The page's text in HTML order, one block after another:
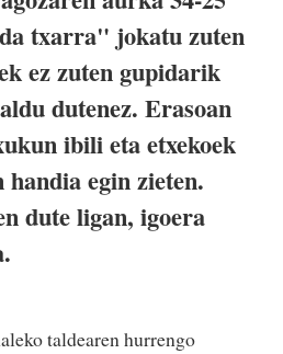
txarra" jokatu zuten
ez zuten gupidarik
dutenez. Erasoan
ibili eta etxekoek
egin zieten.
dute ligan, igoera
taldearen hurrengo